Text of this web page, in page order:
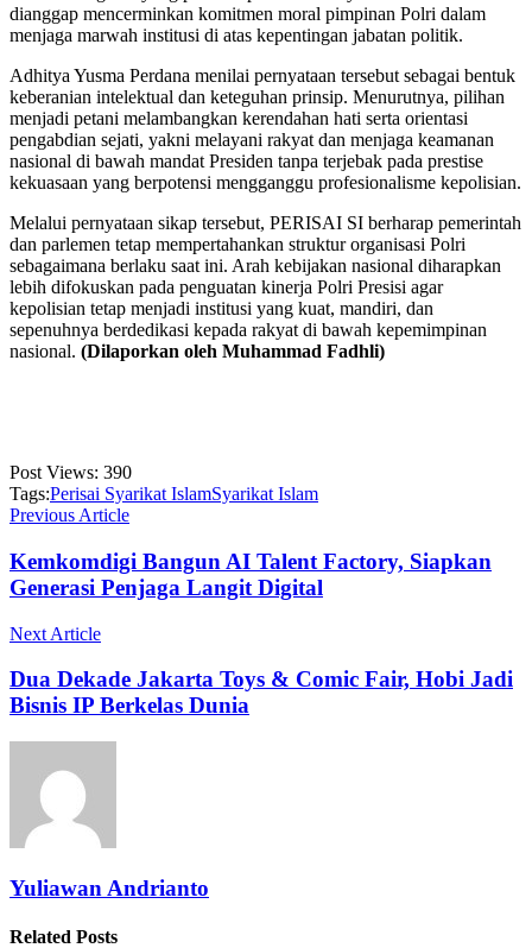
dianggap mencerminkan komitmen moral pimpinan Polri dalam
menjaga marwah institusi di atas kepentingan jabatan politik.
Adhitya Yusma Perdana menilai pernyataan tersebut sebagai bentuk
keberanian intelektual dan keteguhan prinsip. Menurutnya, pilihan
menjadi petani melambangkan kerendahan hati serta orientasi
pengabdian sejati, yakni melayani rakyat dan menjaga keamanan
nasional di bawah mandat Presiden tanpa terjebak pada prestise
kekuasaan yang berpotensi mengganggu profesionalisme kepolisian.
Melalui pernyataan sikap tersebut, PERISAI SI berharap pemerintah
dan parlemen tetap mempertahankan struktur organisasi Polri
sebagaimana berlaku saat ini. Arah kebijakan nasional diharapkan
lebih difokuskan pada penguatan kinerja Polri Presisi agar
kepolisian tetap menjadi institusi yang kuat, mandiri, dan
sepenuhnya berdedikasi kepada rakyat di bawah kepemimpinan
nasional. (Dilaporkan oleh Muhammad Fadhli)
Post Views: 390
Tags:Perisai Syarikat IslamSyarikat Islam
Previous Article
Kemkomdigi Bangun AI Talent Factory, Siapkan
Generasi Penjaga Langit Digital
Next Article
Dua Dekade Jakarta Toys & Comic Fair, Hobi Jadi
Bisnis IP Berkelas Dunia
Yuliawan Andrianto
Related Posts